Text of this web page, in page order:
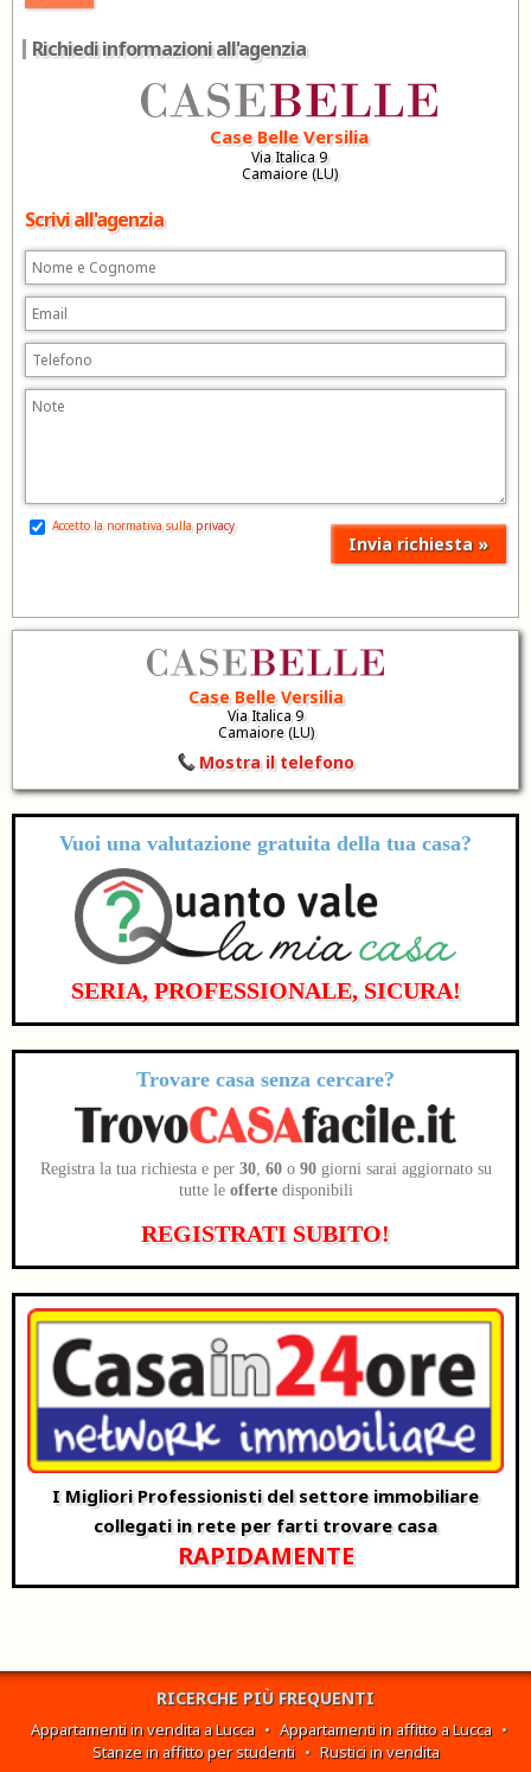
Richiedi informazioni all'agenzia
Case Belle Versilia
Via Italica 9
Camaiore (LU)
Scrivi all'agenzia
Accetto la normativa sulla privacy
Case Belle Versilia
Via Italica 9
Camaiore (LU)
Mostra il telefono
Vuoi una valutazione gratuita della tua casa?
SERIA, PROFESSIONALE, SICURA!
Trovare casa senza cercare?
Registra la tua richiesta e per 30, 60o 90giorni sarai aggiornato su
tutte le offertedisponibili
REGISTRATI SUBITO!
I Migliori Professionisti del settore immobiliare
collegati in rete per farti trovare casa
RAPIDAMENTE
RICERCHE PIÙ FREQUENTI
Appartamenti in vendita a Lucca • Appartamenti in affitto a Lucca •
Stanze in affitto per studenti • Rustici in vendita